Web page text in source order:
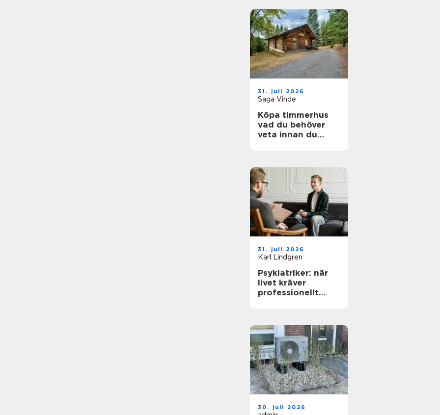
31. juli 2026
Saga Vinde
Köpa timmerhus
vad du behöver
veta innan du
31. juli 2026
Karl Lindgren
Psykiatriker: när
livet kräver
professionellt
30. juli 2026